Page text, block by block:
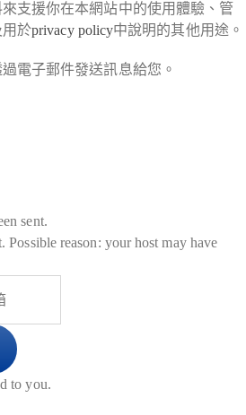
支援你在本網站中的使用體驗、管
於privacy policy中說明的其他用途。
電子郵件發送訊息給您。
sent.
Possible reason: your host may have
to you.